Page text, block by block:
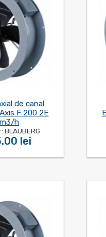
de canal
F 200 2E
h
lei